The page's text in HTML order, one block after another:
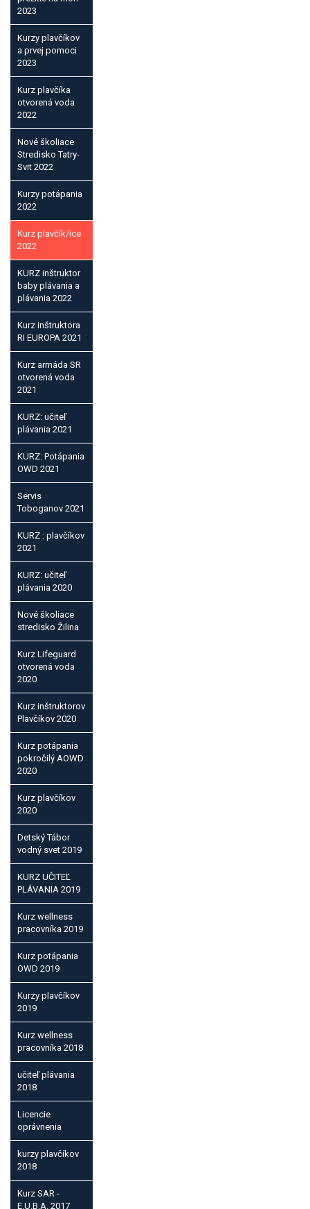
2023
Kurzy plavčíkov
a prvej pomoci
2023
Kurz plavčíka
otvorená voda
2022
Nové školiace
Stredisko Tatry-
Svit 2022
Kurzy potápania
2022
Kurz plavčík/ice
2022
KURZ inštruktor
baby plávania a
plávania 2022
Kurz inštruktora
RI EUROPA 2021
Kurz armáda SR
otvorená voda
2021
KURZ: učiteľ
plávania 2021
KURZ: Potápania
OWD 2021
Servis
Toboganov 2021
KURZ : plavčíkov
2021
KURZ: učiteľ
plávania 2020
Nové školiace
stredisko Žilina
Kurz Lifeguard
otvorená voda
2020
Kurz inštruktorov
Plavčíkov 2020
Kurz potápania
pokročilý AOWD
2020
Kurz plavčíkov
2020
Detský Tábor
vodný svet 2019
KURZ UČITEĽ
PLÁVANIA 2019
Kurz wellness
pracovníka 2019
Kurz potápania
OWD 2019
Kurzy plavčíkov
2019
Kurz wellness
pracovníka 2018
učiteľ plávania
2018
Licencie
oprávnenia
kurzy plavčíkov
2018
Kurz SAR -
E.U.B.A. 2017